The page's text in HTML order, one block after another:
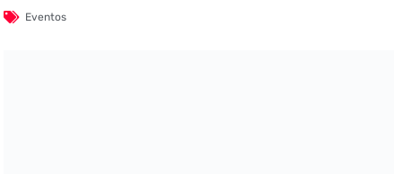
Eventos